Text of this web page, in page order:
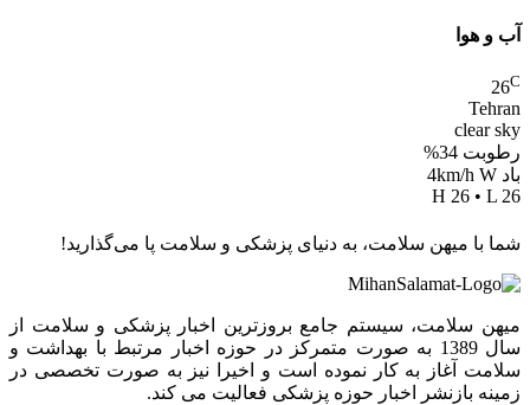
آب و هوا
26C
Tehran
clear sky
رطوبت 34%
باد 4km/h W
H 26 • L 26
شما با میهن سلامت، به دنیای پزشکی و سلامت پا می‌گذارید!
میهن سلامت، سیستم جامع بروزترین اخبار پزشکی و سلامت از
سال 1389 به صورت متمرکز در حوزه اخبار مرتبط با بهداشت و
سلامت آغاز به کار نموده است و اخیرا نیز به صورت تخصصی در
زمینه بازنشر اخبار حوزه پزشکی فعالیت می کند.